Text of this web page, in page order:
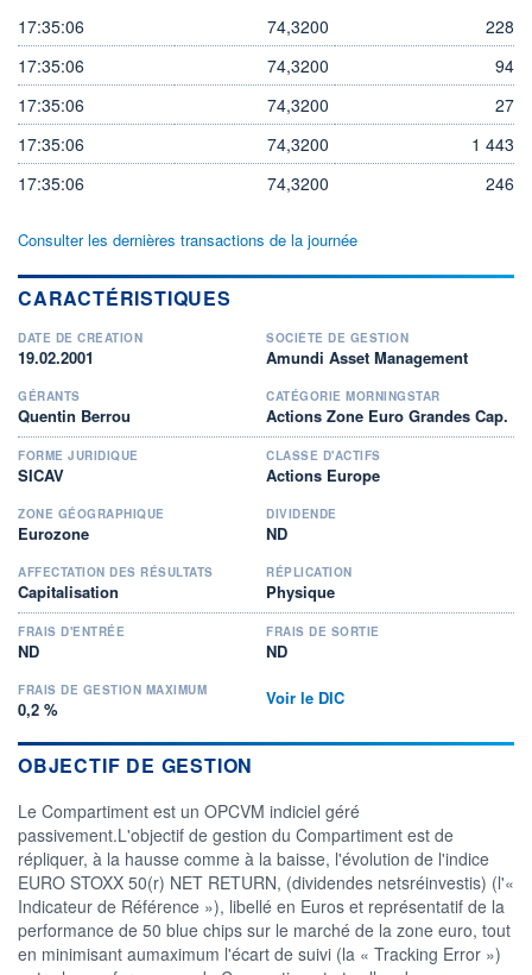
17:35:06 74,3200
228
17:35:06
74,3200
94
17:35:06
74,3200
27
17:35:06
74,3200
1 443
17:35:06
74,3200 246
Consulter les dernières transactions de la journée
CARACTÉRISTIQUES
DATE DE CRÉATION
19.02.2001
SOCIÉTÉ DE GESTION
Amundi Asset Management
GÉRANTS
Quentin Berrou
CATÉGORIE MORNINGSTAR
Actions Zone Euro Grandes Cap.
FORME JURIDIQUE
SICAV
CLASSE D'ACTIFS
Actions Europe
ZONE GÉOGRAPHIQUE
Eurozone
DIVIDENDE
ND
AFFECTATION DES RÉSULTATS
Capitalisation
RÉPLICATION
Physique
FRAIS D'ENTRÉE
ND
FRAIS DE SORTIE
ND
FRAIS DE GESTION MAXIMUM
0,2 %
Voir le DIC
OBJECTIF DE GESTION
Le Compartiment est un OPCVM indiciel géré
passivement.L'objectif de gestion du Compartiment est de
répliquer, à la hausse comme à la baisse, l'évolution de l'indice
EURO STOXX 50(r) NET RETURN, (dividendes netsréinvestis) (l'«
Indicateur de Référence »), libellé en Euros et représentatif de la
performance de 50 blue chips sur le marché de la zone euro, tout
en minimisant aumaximum l'écart de suivi (la « Tracking Error »)